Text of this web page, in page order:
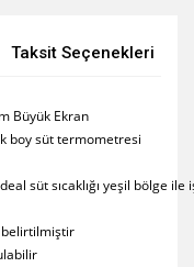
Taksit Seçenekleri
Büyük Ekran
boy süt termometresi
süt sıcaklığı yeşil bölge
belirtilmiştir